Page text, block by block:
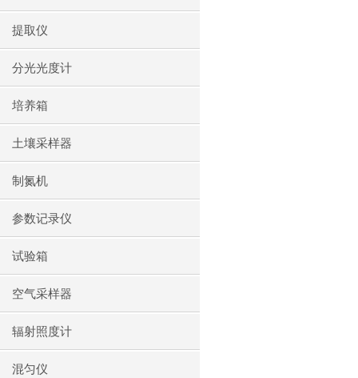
提取仪
分光光度计
培养箱
土壤采样器
制氮机
参数记录仪
试验箱
空气采样器
辐射照度计
混匀仪